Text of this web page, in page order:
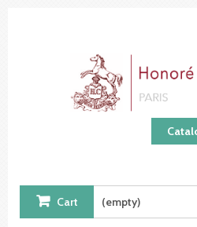
Cart (empty)